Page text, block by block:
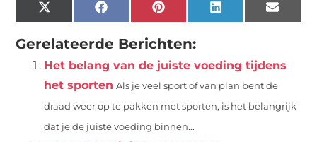
X
(Twitter)
FacebookPinterestLinkedIn Email
Gerelateerde Berichten:
Het belang van de juiste voeding tijdens
het sporten Als je veel sport of van plan bent de
draad weer op te pakken met sporten, is het belangrijk
dat je de juiste voeding binnen...